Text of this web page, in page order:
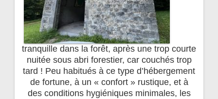
tranquille dans la forêt, après une trop courte
nuitée sous abri forestier, car couchés trop
tard ! Peu habitués à ce type d’hébergement
de fortune, à un « confort » rustique, et à
des conditions hygiéniques minimales, les